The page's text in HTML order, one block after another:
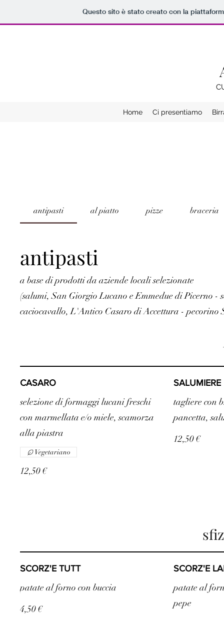
Questo sito è stato creato con la
Home Ci presentiamo
antipasti al piatto pizze braceria
antipasti
a base di prodotti da aziende locali selezionate
(salumi, San Giorgio Lucano e Emmedue di Picerno
caciocavallo, L'Antico Casaro di Accettura -
CASARO
selezione di formaggi lucani freschi
con marmellata e/o miele, scamorza
alla piastra
12,50 €
Vegetariano
SALUMIERE
tagliere con
pancetta,
12,50 €
SCORZ'E TUTT
patate al forno con buccia
4,50 €
SCORZ'E
patate al
pepe